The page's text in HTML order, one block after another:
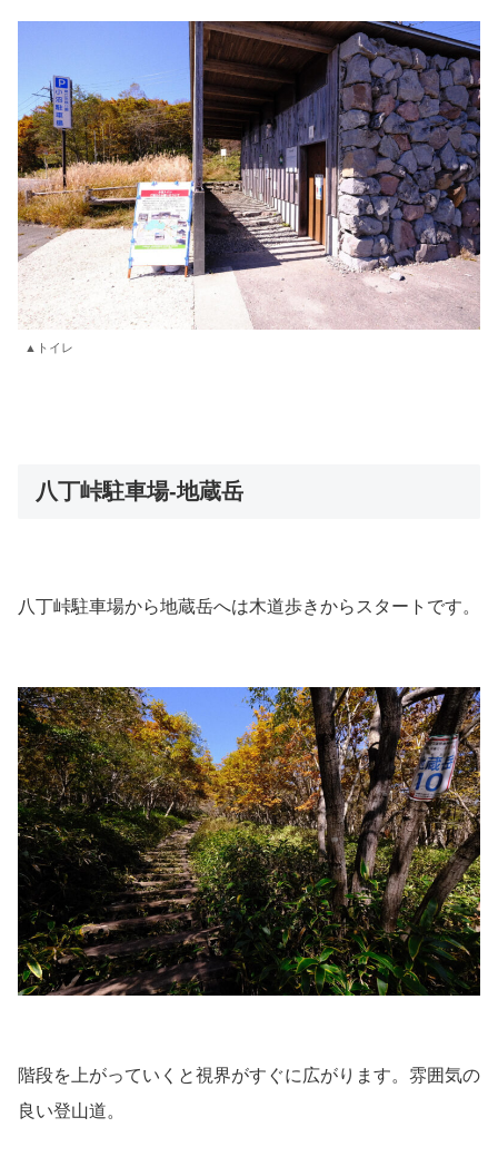
▲トイレ
八丁峠駐車場‐地蔵岳
八丁峠駐車場から地蔵岳へは木道歩きからスタートです。
階段を上がっていくと視界がすぐに広がります。雰囲気の
良い登山道。